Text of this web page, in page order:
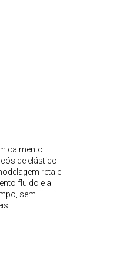
caimento
de elástico
reta e
fluido e a
sem